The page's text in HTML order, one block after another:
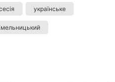
українське